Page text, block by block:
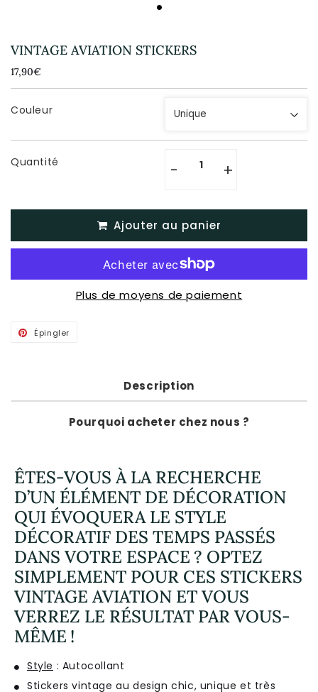
VINTAGE AVIATION STICKERS
17,90€
Unit
price
Couleur
Quantité - +
Ajouter au panier
Plus de moyens de paiement
Épingler
Description
Pourquoi acheter chez nous ?
ÊTES-VOUS À LA RECHERCHE
D’UN ÉLÉMENT DE DÉCORATION
QUI ÉVOQUERA LE STYLE
DÉCORATIF DES TEMPS PASSÉS
DANS VOTRE ESPACE ? OPTEZ
SIMPLEMENT POUR CES STICKERS
VINTAGE AVIATION ET VOUS
VERREZ LE RÉSULTAT PAR VOUS-
MÊME !
Style : Autocollant
Stickers vintage au design chic, unique et très